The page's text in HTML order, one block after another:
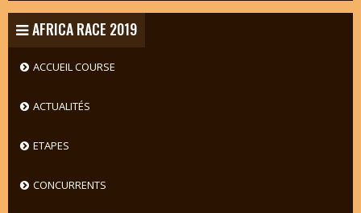
AFRICA RACE 2019
ACCUEIL COURSE
ACTUALITÉS
ETAPES
CONCURRENTS